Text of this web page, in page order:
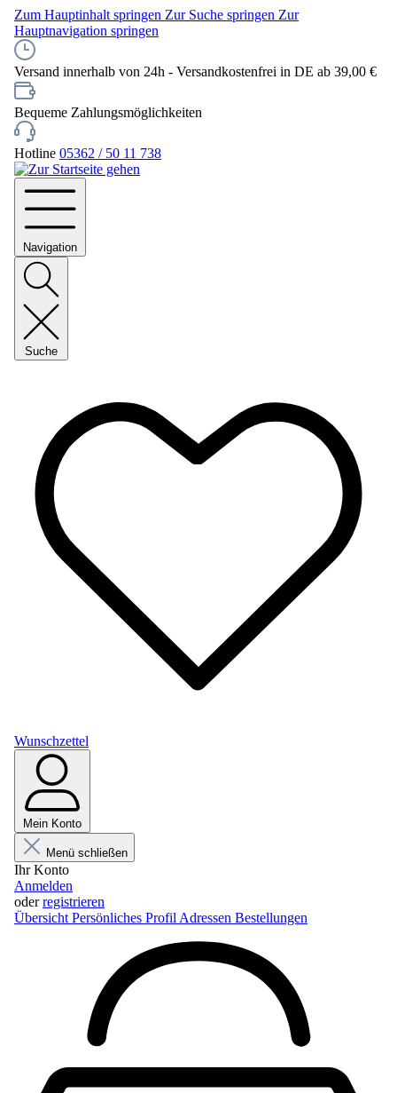
Zum Hauptinhalt springen Zur Suche springen Zur
Hauptnavigation springen
Versand innerhalb von 24h - Versandkostenfrei in DE ab 39,00 €
Bequeme Zahlungsmöglichkeiten
Hotline 05362 / 50 11 738
Navigation
Suche
Wunschzettel
Mein Konto
Menü schließen
Ihr Konto
Anmelden
oderregistrieren
Übersicht Persönliches Profil Adressen Bestellungen